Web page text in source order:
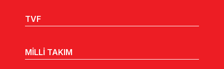
TVF
MİLLİ TAKIM